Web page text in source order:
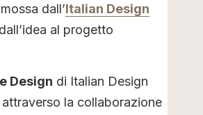
dall’Italian Design
al progetto
Design di Italian Design
la collaborazione